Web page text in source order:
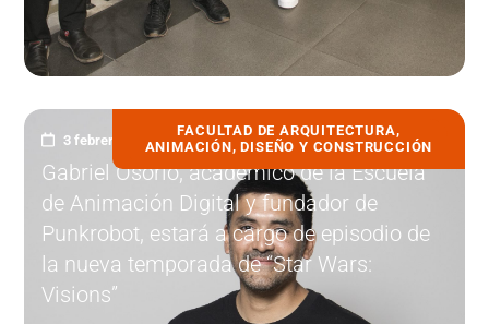
FACULTAD DE ARQUITECTURA,
ANIMACIÓN, DISEÑO Y CONSTRUCCIÓN
3 febrero, 2023
Gabriel Osorio, académico de la Escuela
de Animación Digital y fundador de
Punkrobot, estará a cargo de episodio de
la nueva temporada de “Star Wars:
Visions”